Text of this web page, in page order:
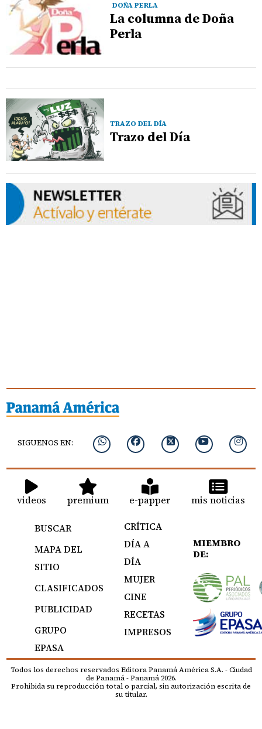
DOÑA PERLA
La columna de Doña
Perla
TRAZO DEL DÍA
Trazo del Día
SIGUENOS EN:
videos premium e-papper mis noticias
BUSCAR
MAPA DEL
SITIO
CLASIFICADOS
PUBLICIDAD
GRUPO
EPASA
CRÍTICA
DÍA A
DÍA
MUJER
CINE
RECETAS
IMPRESOS
MIEMBRO
DE:
Todos los derechos reservados Editora Panamá América S.A. - Ciudad
de Panamá - Panamá 2026.
Prohibida su reproducción total o parcial, sin autorización escrita de
su titular.